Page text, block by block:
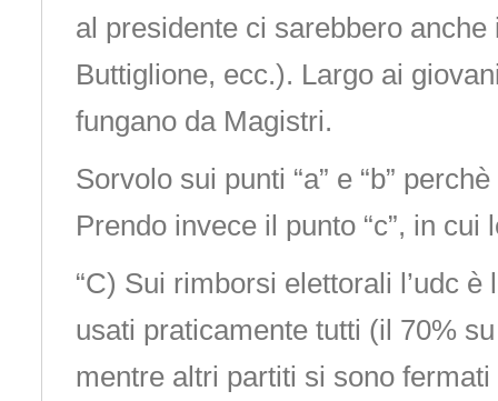
al presidente ci sarebbero
Buttiglione, ecc.). Largo ai
fungano da Magistri.
Sorvolo sui punti “a” e “b”
Prendo invece il punto “c”, in cui
“C) Sui rimborsi elettorali l’udc è
usati praticamente tutti (il 70%
mentre altri partiti si sono